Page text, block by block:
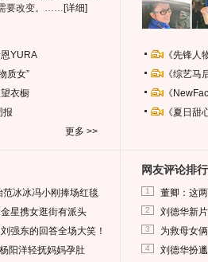
要改变。…… [详细]
恩YURA
质女”
衣橱
报
更多 >>
《先锋
《综艺
《
《夏日
范冰冰冯小刚捧场红毯
星携女逛街有派头
强东的回答全场大笑！
阳洋轻抚妈妈孕肚
网友评论排行
1 董卿：这
2 刘德华新
3 为救母女
4 刘德华扮